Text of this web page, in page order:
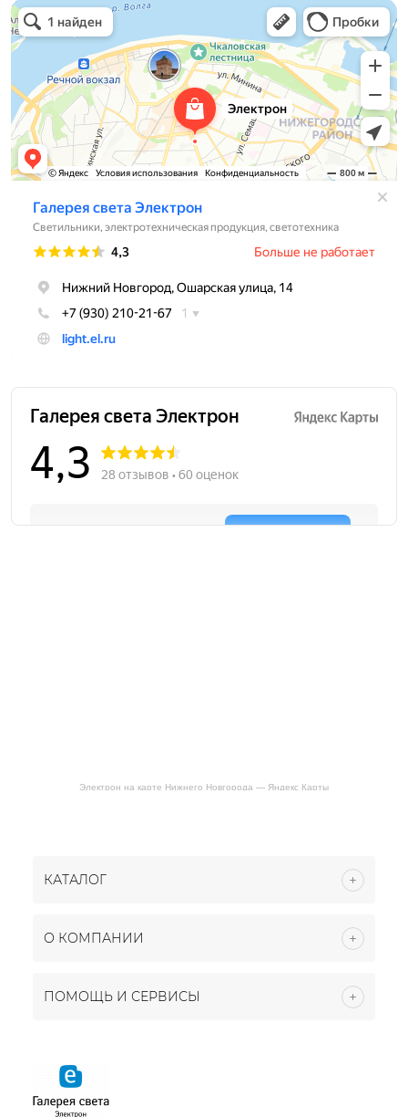
Электрон
Светильники в Нижнем Новгороде
Электротехническая продукция в Нижнем Новгороде
Электрон на карте Нижнего Новгорода — Яндекс Карты
КАТАЛОГ
О КОМПАНИИ
ПОМОЩЬ И СЕРВИСЫ